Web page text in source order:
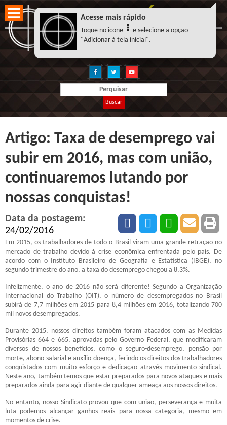
Buscar
Artigo: Taxa de desemprego vai
subir em 2016, mas com união,
continuaremos lutando por
nossas conquistas!
Data da postagem:
24/02/2016
Em 2015, os trabalhadores de todo o Brasil viram uma grande retração no
mercado de trabalho devido à crise econômica enfrentada pelo país. De
acordo com o Instituto Brasileiro de Geografia e Estatística (IBGE), no
segundo trimestre do ano, a taxa do desemprego chegou a 8,3%.
Infelizmente, o ano de 2016 não será diferente! Segundo a Organização
Internacional do Trabalho (OIT), o número de desempregados no Brasil
subirá de 7,7 milhões em 2015 para 8,4 milhões em 2016, totalizando 700
mil novos desempregados.
Durante 2015, nossos direitos também foram atacados com as Medidas
Provisórias 664 e 665, aprovadas pelo Governo Federal, que modificaram
diversos de nossos benefícios, como o seguro-desemprego, pensão por
morte, abono salarial e auxílio-doença, ferindo os direitos dos trabalhadores
conquistados com muito esforço e dedicação através movimento sindical.
Neste ano, também temos que estar preparados para novos ataques e mais
preparados ainda para agir diante de qualquer ameaça aos nossos direitos.
No entanto, nosso Sindicato provou que com união, perseverança e muita
luta podemos alcançar ganhos reais para nossa categoria, mesmo em
momentos de crise.
Acesse mais rápido
Toque no icone
e selecione a opção
"Adicionar à tela inicial".